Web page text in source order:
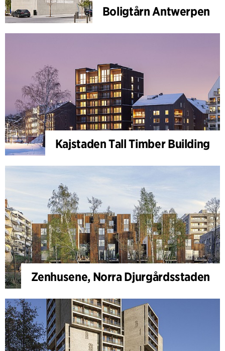
Boligtårn Antwerpen
Kajstaden Tall Timber Building
Zenhusene, Norra Djurgårdsstaden